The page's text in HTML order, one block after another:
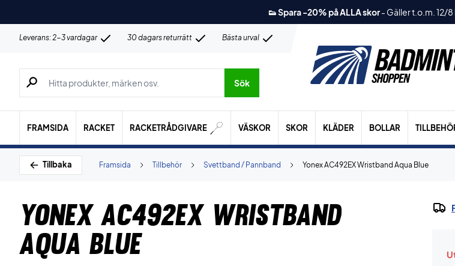
👟 Spara -20% på ALLA skor- Gäller t.o.m. 12/
Leverans: 2-3 vardagar 30 dagars returrätt Bästa urval
Sök efter produkter, märken osv.
Sök
FRAMSIDA RACKET RACKETRÅDGIVARE VÄSKOR SKOR KLÄDER BOLLAR
Tillbaka Yonex AC492EX Wristband Aqua Blue
Svettband / Pannband
Tillbehör
Framsida
Yonex AC492EX Wristband
Aqua Blue